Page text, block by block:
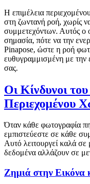
Η επιμέλεια
στη ζωντανή ροή, χωρίς
συμμετεχόντων. Αυτός ο
σημασία, πότε να την
Pinapose, ώστε η ροή
ευθυγραμμισμένη με την
σας.
Οι Κίνδυνοι
Περιεχομένου
Όταν κάθε φωτογραφία
εμπιστεύεστε σε κάθε
Αυτό λειτουργεί καλά σε
δεδομένα αλλάζουν σε
Ζημιά στην